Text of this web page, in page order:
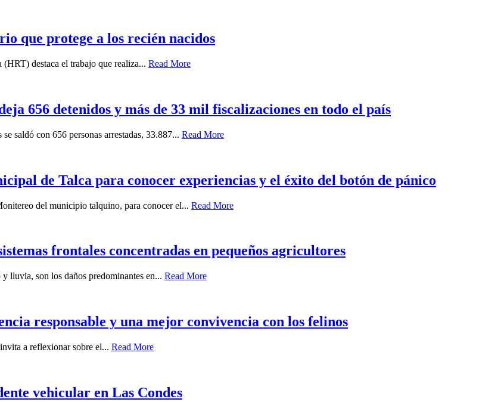
que protege a los recién nacidos
destaca el trabajo que realiza... Read More
656 detenidos y más de 33 mil fiscalizaciones en todo el país
saldó con 656 personas arrestadas, 33.887... Read More
de Talca para conocer experiencias y el éxito del botón de pánico
del municipio talquino, para conocer el... Read More
frontales concentradas en pequeños agricultores
lluvia, son los daños predominantes en... Read More
responsable y una mejor convivencia con los felinos
a reflexionar sobre el... Read More
vehicular en Las Condes